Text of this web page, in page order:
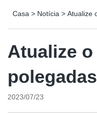
Casa > Notícia > Atualize
Atualize
polegadas
2023/07/23